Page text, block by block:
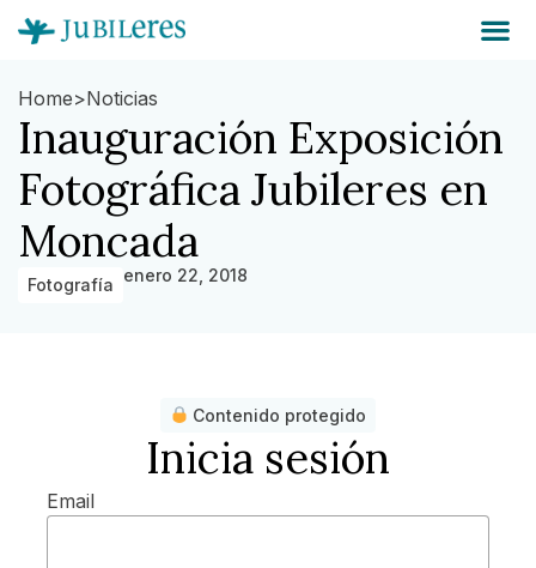
Home>Noticias
Inauguración Exposición
Fotográfica Jubileres en
Moncada
Fotografía enero 22, 2018
Contenido protegido
Inicia sesión
Email